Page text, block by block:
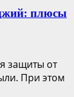
плюсы
защиты от
При этом